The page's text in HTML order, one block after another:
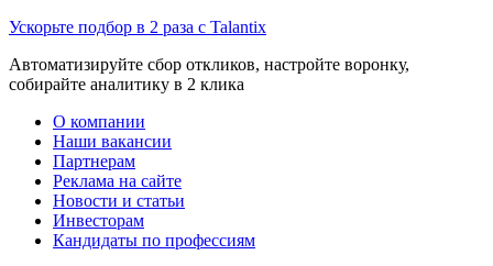
Ускорьте подбор в 2 раза с Talantix
Автоматизируйте сбор откликов, настройте воронку,
собирайте аналитику в 2 клика
О компании
Наши вакансии
Партнерам
Реклама на сайте
Новости и статьи
Инвесторам
Кандидаты по профессиям